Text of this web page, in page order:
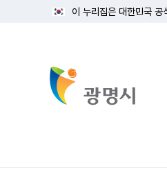
이 누리집은 대한민국 공
뉴스/정